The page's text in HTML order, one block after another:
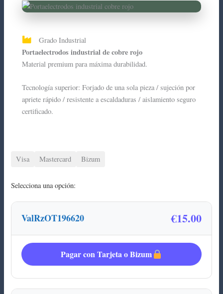
Grado Industrial
Portaelectrodos industrial de cobre rojo
Material premium para máxima durabilidad.
Tecnología superior: Forjado de una sola pieza / sujeción por
apriete rápido / resistente a escaldaduras / aislamiento seguro
certificado.
Visa Mastercard Bizum
Selecciona una opción:
ValRzOT196620 €15.00
Pagar con Tarjeta o Bizum